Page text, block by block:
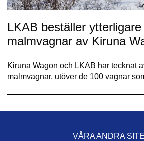
LKAB beställer
malmvagnar av Kiruna
Kiruna Wagon och LKAB har tecknat
malmvagnar, utöver de 100 vagnar
VÅRA ANDRA